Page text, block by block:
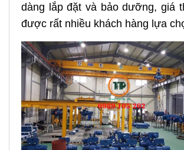
dàng lắp đặt và bảo dưỡng, giá
được rất nhiều khách hàng lựa